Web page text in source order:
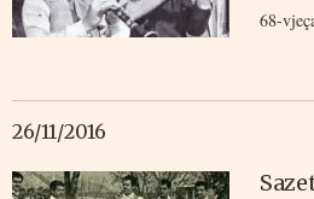
68-
26/11/2016